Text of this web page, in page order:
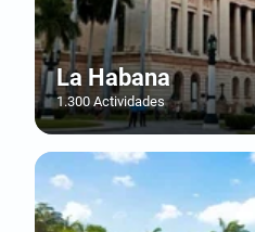
La Habana
1.300 Actividades